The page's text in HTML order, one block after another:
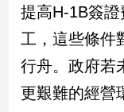
建
築/
內
設
計
提高H-1B簽
工，這些條件
行舟。政府若
更艱難的經營